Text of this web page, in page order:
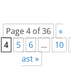
Page 4 of 36
«
4 5 6 ... 10
ast »